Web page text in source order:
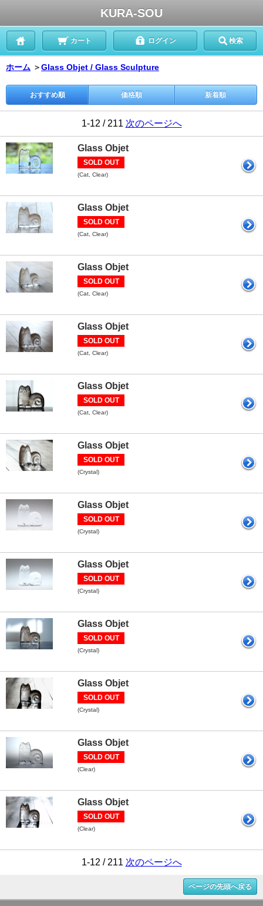
KURA-SOU
カート ログイン 検索
ホーム ＞Glass Objet / Glass Sculpture
おすすめ順 価格順 新着順
1-12 / 211 次のページへ
Glass Objet
SOLD OUT
(Cat, Clear)
Glass Objet
SOLD OUT
(Cat, Clear)
Glass Objet
SOLD OUT
(Cat, Clear)
Glass Objet
SOLD OUT
(Cat, Clear)
Glass Objet
SOLD OUT
(Cat, Clear)
Glass Objet
SOLD OUT
(Crystal)
Glass Objet
SOLD OUT
(Crystal)
Glass Objet
SOLD OUT
(Crystal)
Glass Objet
SOLD OUT
(Crystal)
Glass Objet
SOLD OUT
(Crystal)
Glass Objet
SOLD OUT
(Clear)
Glass Objet
SOLD OUT
(Clear)
1-12 / 211 次のページへ
ページの先頭へ戻る